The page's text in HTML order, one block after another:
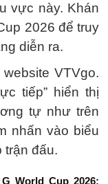
vực này. Khán
2026 để truy
diễn ra.
VTVgo.
tiếp” hiển thị
tự như trên
nhấn vào biểu
trận đấu.
World Cup 2026: